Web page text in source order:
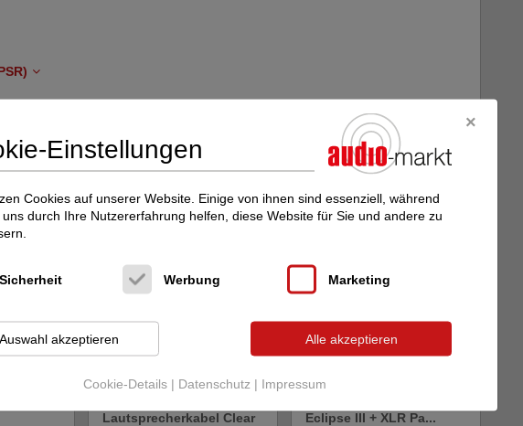
interessieren Sie diese Inserate:
im audio-markt
Lautsprecherkabel Clear
Eclipse III + XLR Pa...
Einstellungen
Cookies auf unserer Website. Einige von ihnen sind essenziell, während
durch Ihre Nutzererfahrung helfen, diese Website für Sie und andere zu
Cookie-Details | Datenschutz | Impressum
Sicherheit Werbung Marketing
Auswahl akzeptieren Alle akzeptieren